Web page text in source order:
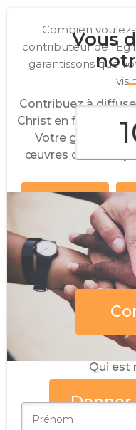
Vous
Contribuez à
Christ en faisant un
Votre
œuvres confiées
Combien
contributeur de
garantissons que
10€
100€
Qui est
Nous ne